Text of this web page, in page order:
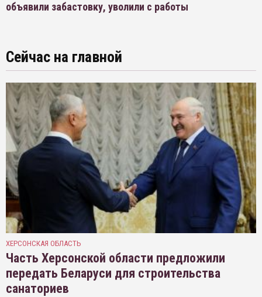
объявили забастовку, уволили с работы
Сейчас на главной
ХЕРСОНСКАЯ ОБЛАСТЬ
Часть Херсонской области предложили
передать Беларуси для строительства
санаториев